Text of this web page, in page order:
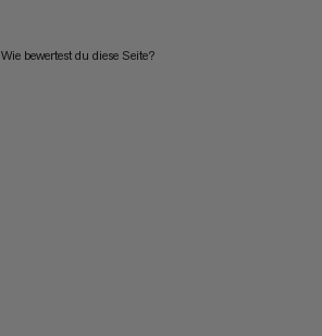
Wie bewertest du diese Seite?